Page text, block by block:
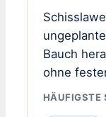
Bauch
ohne
HÄUFIGSTE